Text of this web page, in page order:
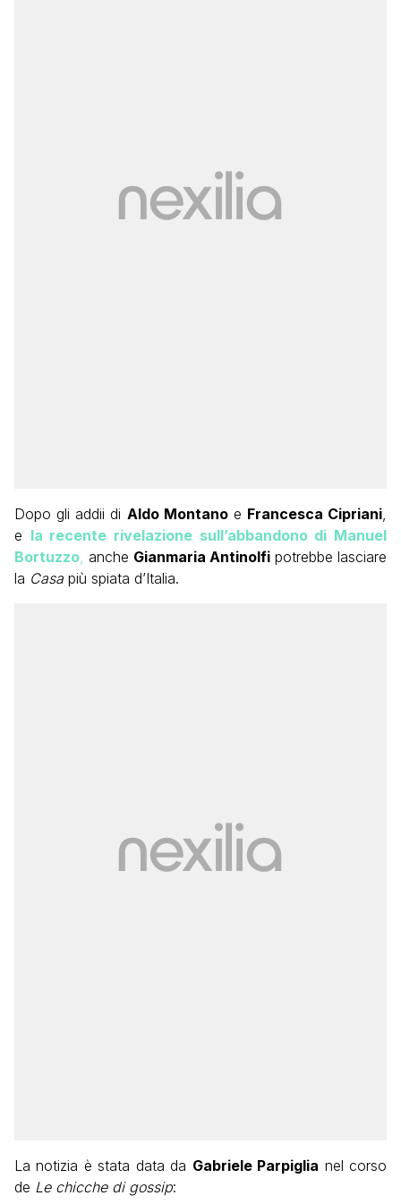
Dopo gli addii di Aldo Montanoe Francesca Cipriani,
e la recente rivelazione sull’abbandono di Manuel
Bortuzzo, anche Gianmaria Antinolfi potrebbe lasciare
la Casa più spiata d’Italia.
La notizia è stata data da Gabriele Parpiglia nel corso
de Le chicche di gossip: